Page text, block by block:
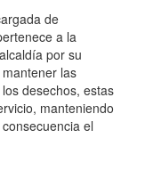
de
a la
por su
las
desechos, estas
manteniendo
el